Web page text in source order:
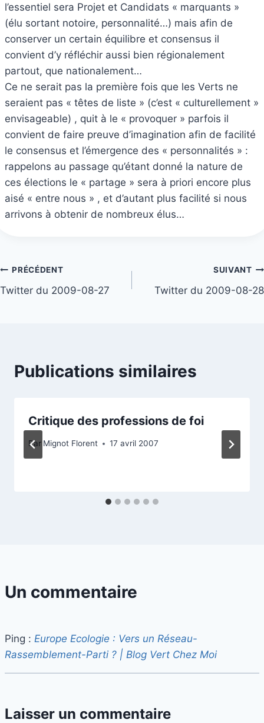
l’essentiel sera Projet et Candidats « marquants »
(élu sortant notoire, personnalité…) mais afin de
conserver un certain équilibre et consensus il
convient d’y réfléchir aussi bien régionalement
partout, que nationalement…
Ce ne serait pas la première fois que les Verts ne
seraient pas « têtes de liste » (c’est « culturellement »
envisageable) , quit à le « provoquer » parfois il
convient de faire preuve d’imagination afin de facilité
le consensus et l’émergence des « personnalités » :
rappelons au passage qu’étant donné la nature de
ces élections le « partage » sera à priori encore plus
aisé « entre nous » , et d’autant plus facilité si nous
arrivons à obtenir de nombreux élus…
Navigation
de
PRÉCÉDENT
Twitter du 2009-08-27
SUIVANT
Twitter du 2009-08-28
Publications similaires
Critique des professions de foi
Par Mignot Florent 17 avril 2007
Un commentaire
Ping : Europe Ecologie : Vers un Réseau-
Rassemblement-Parti ? | Blog Vert Chez Moi
Laisser un commentaire